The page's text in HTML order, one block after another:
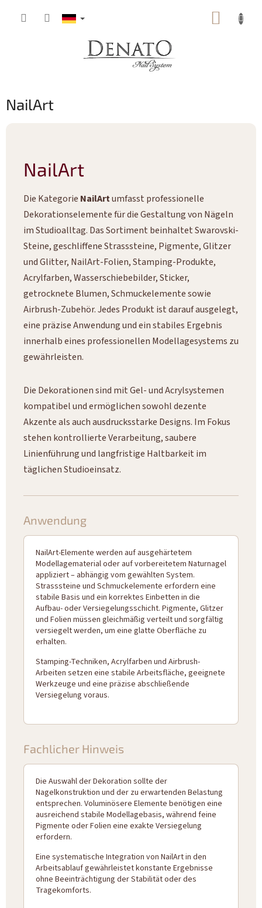
NailArt
NailArt
Die Kategorie NailArtumfasst professionelle
Dekorationselemente für die Gestaltung von Nägeln
im Studioalltag. Das Sortiment beinhaltet Swarovski-
Steine, geschliffene Strasssteine, Pigmente, Glitzer
und Glitter, NailArt-Folien, Stamping-Produkte,
Acrylfarben, Wasserschiebebilder, Sticker,
getrocknete Blumen, Schmuckelemente sowie
Airbrush-Zubehör. Jedes Produkt ist darauf ausgelegt,
eine präzise Anwendung und ein stabiles Ergebnis
innerhalb eines professionellen Modellagesystems zu
gewährleisten.
Die Dekorationen sind mit Gel- und Acrylsystemen
kompatibel und ermöglichen sowohl dezente
Akzente als auch ausdrucksstarke Designs. Im Fokus
stehen kontrollierte Verarbeitung, saubere
Linienführung und langfristige Haltbarkeit im
täglichen Studioeinsatz.
Anwendung
NailArt-Elemente werden auf ausgehärtetem
Modellagematerial oder auf vorbereitetem Naturnagel
appliziert – abhängig vom gewählten System.
Strasssteine und Schmuckelemente erfordern eine
stabile Basis und ein korrektes Einbetten in die
Aufbau- oder Versiegelungsschicht. Pigmente, Glitzer
und Folien müssen gleichmäßig verteilt und sorgfältig
versiegelt werden, um eine glatte Oberfläche zu
erhalten.
Stamping-Techniken, Acrylfarben und Airbrush-
Arbeiten setzen eine stabile Arbeitsfläche, geeignete
Werkzeuge und eine präzise abschließende
Versiegelung voraus.
Fachlicher Hinweis
Die Auswahl der Dekoration sollte der
Nagelkonstruktion und der zu erwartenden Belastung
entsprechen. Voluminösere Elemente benötigen eine
ausreichend stabile Modellagebasis, während feine
Pigmente oder Folien eine exakte Versiegelung
erfordern.
Eine systematische Integration von NailArt in den
Arbeitsablauf gewährleistet konstante Ergebnisse
ohne Beeinträchtigung der Stabilität oder des
Tragekomforts.